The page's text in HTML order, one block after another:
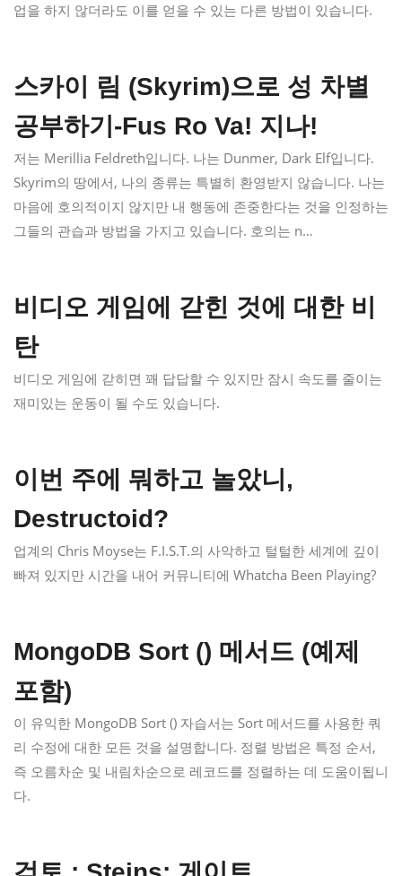
업을 하지 않더라도 이를 얻을 수 있는 다른 방법이 있습니다.
스카이 림 (Skyrim)으로 성 차별
공부하기-Fus Ro Va! 지나!
저는 Merillia Feldreth입니다. 나는 Dunmer, Dark Elf입니다.
Skyrim의 땅에서, 나의 종류는 특별히 환영받지 않습니다. 나는
마음에 호의적이지 않지만 내 행동에 존중한다는 것을 인정하는
그들의 관습과 방법을 가지고 있습니다. 호의는 n…
비디오 게임에 갇힌 것에 대한 비
탄
비디오 게임에 갇히면 꽤 답답할 수 있지만 잠시 속도를 줄이는
재미있는 운동이 될 수도 있습니다.
이번 주에 뭐하고 놀았니,
Destructoid?
업계의 Chris Moyse는 F.I.S.T.의 사악하고 털털한 세계에 깊이
빠져 있지만 시간을 내어 커뮤니티에 Whatcha Been Playing?
MongoDB Sort () 메서드 (예제
포함)
이 유익한 MongoDB Sort () 자습서는 Sort 메서드를 사용한 쿼
리 수정에 대한 모든 것을 설명합니다. 정렬 방법은 특정 순서,
즉 오름차순 및 내림차순으로 레코드를 정렬하는 데 도움이됩니
다.